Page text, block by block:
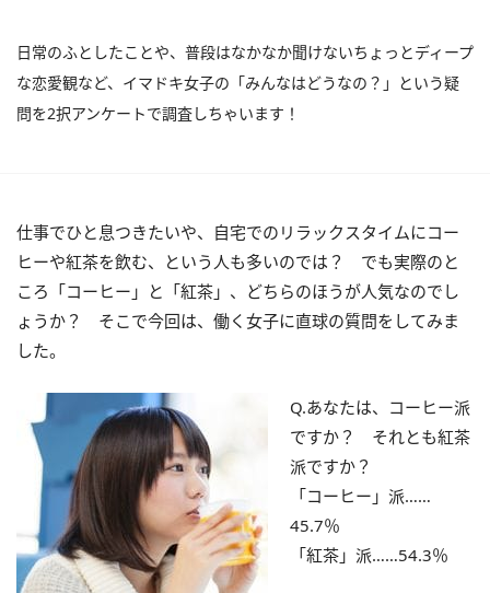
日常のふとしたことや、普段はなかなか聞けないちょっとディープ
な恋愛観など、イマドキ女子の「みんなはどうなの？」という疑
問を2択アンケートで調査しちゃいます！
仕事でひと息つきたいや、自宅でのリラックスタイムにコー
ヒーや紅茶を飲む、という人も多いのでは？ でも実際のと
ころ「コーヒー」と「紅茶」、どちらのほうが人気なのでし
ょうか？ そこで今回は、働く女子に直球の質問をしてみま
した。
Q.あなたは、コーヒー派
ですか？ それとも紅茶
派ですか？
「コーヒー」派……
45.7％
「紅茶」派……54.3％